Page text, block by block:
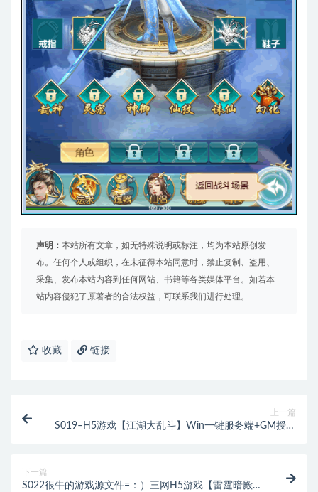
声明： 本站所有文章，如无特殊说明或标注，均为本站原创发
布。任何个人或组织，在未征得本站同意时，禁止复制、盗用、
采集、发布本站内容到任何网站、书籍等各类媒体平台。如若本
站内容侵犯了原著者的合法权益，可联系我们进行处理。
收藏 链接
上一篇
S019–H5游戏【江湖大乱斗】Win一键服务端+GM授权
下一篇
S022很牛的游戏源文件=：）三网H5游戏【雷霆暗殿动